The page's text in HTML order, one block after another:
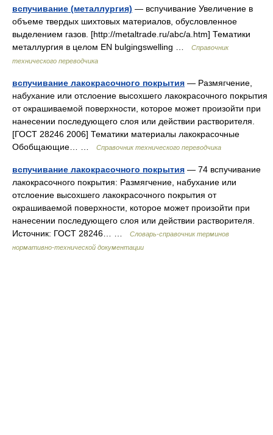
вспучивание (металлургия) — вспучивание Увеличение в
объеме твердых шихтовых материалов, обусловленное
выделением газов. [http://metaltrade.ru/abc/a.htm] Тематики
металлургия в целом EN bulgingswelling …
Справочник
технического переводчика
вспучивание лакокрасочного покрытия — Размягчение,
набухание или отслоение высохшего лакокрасочного покрытия
от окрашиваемой поверхности, которое может произойти при
нанесении последующего слоя или действии растворителя.
[ГОСТ 28246 2006] Тематики материалы лакокрасочные
Обобщающие… …
Справочник технического переводчика
вспучивание лакокрасочного покрытия — 74 вспучивание
лакокрасочного покрытия: Размягчение, набухание или
отслоение высохшего лакокрасочного покрытия от
окрашиваемой поверхности, которое может произойти при
нанесении последующего слоя или действии растворителя.
Источник: ГОСТ 28246… …
Словарь-справочник терминов
нормативно-технической документации